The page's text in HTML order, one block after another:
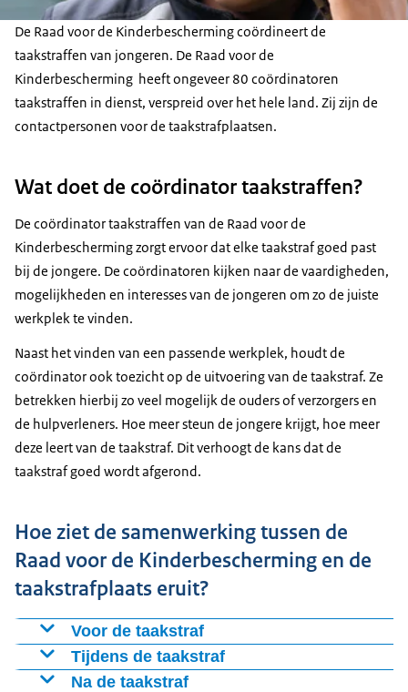
De Raad voor de Kinderbescherming coördineert de
taakstraffen van jongeren. De Raad voor de
Kinderbescherming heeft ongeveer 80 coördinatoren
taakstraffen in dienst, verspreid over het hele land. Zij zijn de
contactpersonen voor de taakstrafplaatsen.
Wat doet de coördinator taakstraffen?
De coördinator taakstraffen van de Raad voor de
Kinderbescherming zorgt ervoor dat elke taakstraf goed past
bij de jongere. De coördinatoren kijken naar de vaardigheden,
mogelijkheden en interesses van de jongeren om zo de juiste
werkplek te vinden.
Naast het vinden van een passende werkplek, houdt de
coördinator ook toezicht op de uitvoering van de taakstraf. Ze
betrekken hierbij zo veel mogelijk de ouders of verzorgers en
de hulpverleners. Hoe meer steun de jongere krijgt, hoe meer
deze leert van de taakstraf. Dit verhoogt de kans dat de
taakstraf goed wordt afgerond.
Hoe ziet de samenwerking tussen de
Raad voor de Kinderbescherming en de
taakstrafplaats eruit?
Voor de taakstraf
Eerst is er een gesprek om elkaar te leren kennen. De
coördinator taakstraffen praat dan met de jongere en
Tijdens de taakstraf
Als de jongere met de taakstraf begint, weet de
Na de taakstraf